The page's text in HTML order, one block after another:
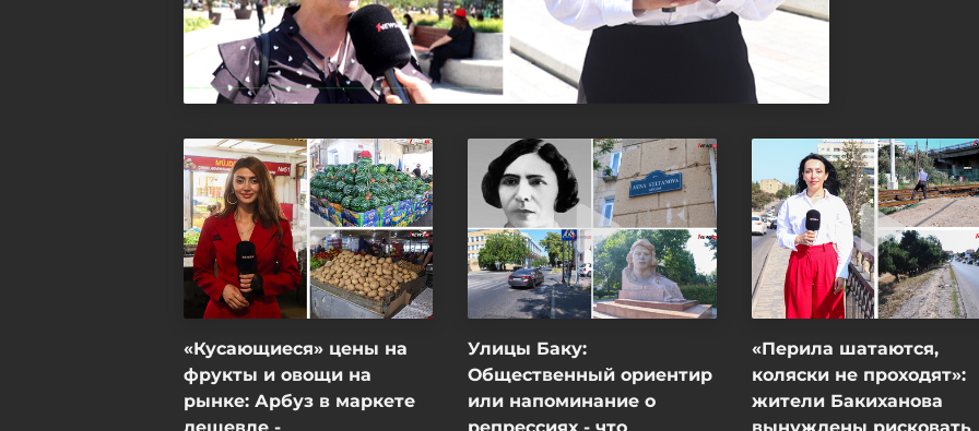
«Кусающиеся» цены на
фрукты и овощи на
рынке: Арбуз в маркете
дешевле -
Улицы Баку:
Общественный ориентир
или напоминание о
репрессиях - что
«Перила шатаются,
коляски не проходят»:
жители Бакиханова
вынуждены рисковать